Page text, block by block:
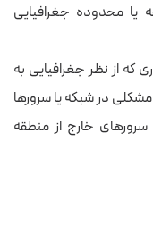
یا محدوده جغرافیایی
که از نظر جغرافیایی به
در شبکه یا سرورها
سرورهای خارج از منطقه